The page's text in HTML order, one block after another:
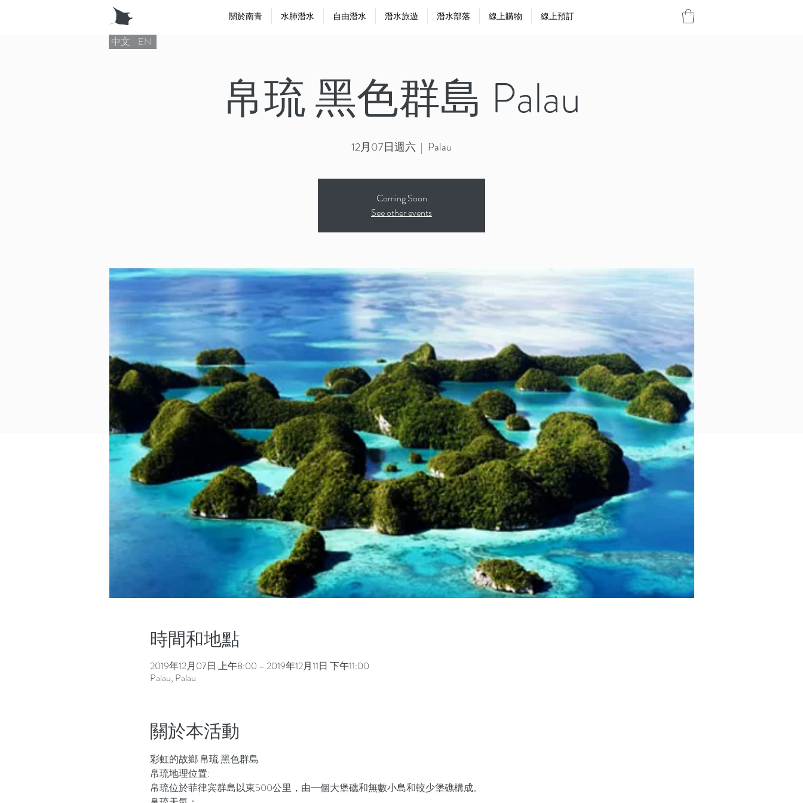
關於南青 水肺潛水 自由潛水 潛水旅遊 潛水部落 線上購物 線上預訂
帛琉 黑色群島 Palau
12月07日週六
  |
Palau
Coming Soon
See other events
時間和地點
2019年12月07日 上午8:00 – 2019年12月11日 下午11:00
Palau, Palau
關於本活動
彩虹的故鄉 帛琉 黑色群島
帛琉地理位置:
帛琉位於菲律宾群島以東500公里，由一個大堡礁和無數小島和較少堡礁構成。
EN
中文